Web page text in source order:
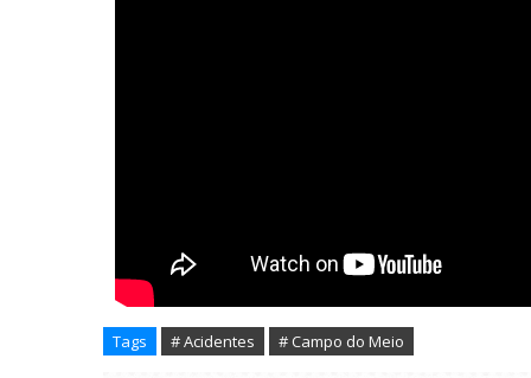
Tags # Acidentes # Campo do Meio